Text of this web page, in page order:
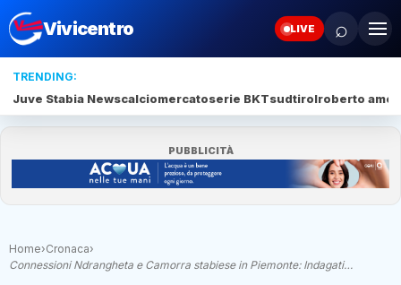
Vivicentro LIVE ⌕
TRENDING:
Juve Stabia Newscalciomercatoserie BKTsudtirolroberto
PUBBLICITÀ
Home›Cronaca›
Connessioni Ndrangheta e Camorra stabiese in Piemonte: Indagati…